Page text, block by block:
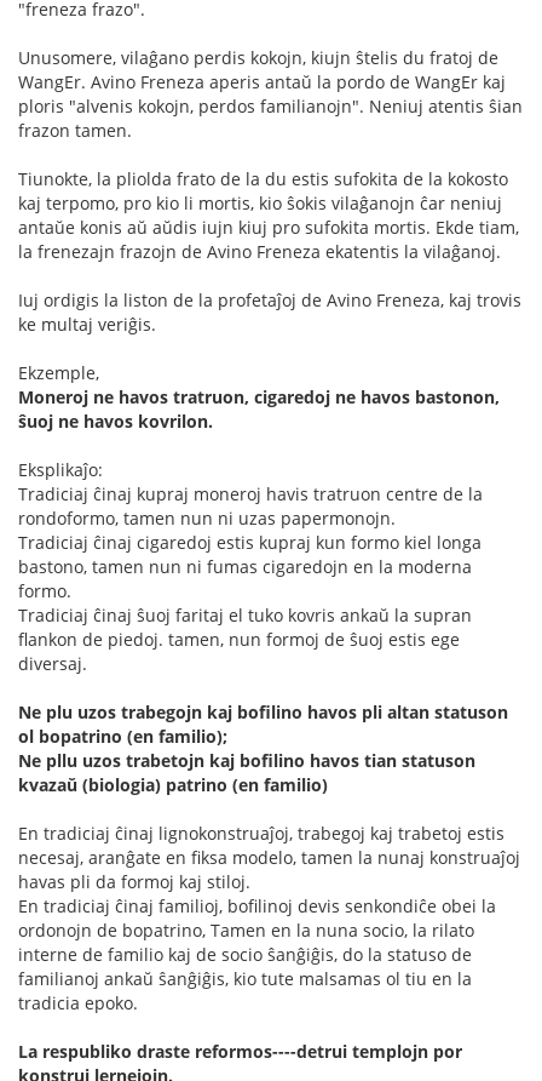
"freneza frazo".
Unusomere, vilaĝano perdis kokojn, kiujn ŝtelis du fratoj de
WangEr. Avino Freneza aperis antaŭ la pordo de WangEr kaj
ploris "alvenis kokojn, perdos familianojn". Neniuj atentis ŝian
frazon tamen.
Tiunokte, la pliolda frato de la du estis sufokita de la kokosto
kaj terpomo, pro kio li mortis, kio ŝokis vilaĝanojn ĉar neniuj
antaŭe konis aŭ aŭdis iujn kiuj pro sufokita mortis. Ekde tiam,
la frenezajn frazojn de Avino Freneza ekatentis la vilaĝanoj.
Iuj ordigis la liston de la profetaĵoj de Avino Freneza, kaj trovis
ke multaj veriĝis.
Ekzemple,
Moneroj ne havos tratruon, cigaredoj ne havos bastonon,
ŝuoj ne havos kovrilon.
Eksplikaĵo:
Tradiciaj ĉinaj kupraj moneroj havis tratruon centre de la
rondoformo, tamen nun ni uzas papermonojn.
Tradiciaj ĉinaj cigaredoj estis kupraj kun formo kiel longa
bastono, tamen nun ni fumas cigaredojn en la moderna
formo.
Tradiciaj ĉinaj ŝuoj faritaj el tuko kovris ankaŭ la supran
flankon de piedoj. tamen, nun formoj de ŝuoj estis ege
diversaj.
Ne plu uzos trabegojn kaj bofilino havos pli altan statuson
ol bopatrino (en familio);
Ne pllu uzos trabetojn kaj bofilino havos tian statuson
kvazaŭ (biologia) patrino (en familio)
En tradiciaj ĉinaj lignokonstruaĵoj, trabegoj kaj trabetoj estis
necesaj, aranĝate en fiksa modelo, tamen la nunaj konstruaĵoj
havas pli da formoj kaj stiloj.
En tradiciaj ĉinaj familioj, bofilinoj devis senkondiĉe obei la
ordonojn de bopatrino, Tamen en la nuna socio, la rilato
interne de familio kaj de socio ŝanĝiĝis, do la statuso de
familianoj ankaŭ ŝanĝiĝis, kio tute malsamas ol tiu en la
tradicia epoko.
La respubliko draste reformos----detrui templojn por
konstrui lernejojn.